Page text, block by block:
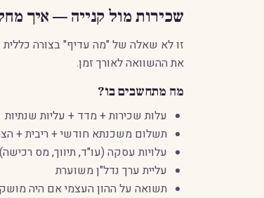
שכירות מול קנייה — איך
זו לא שאלה של "מה עדיף" בצורה
את ההשוואה לאורך זמן.
מה מתחשבים בו?
עלות שכירות + מדד + עליות שנתיות
תשלום משכנתא חודשי + ריבית +
עלויות עסקה (עו"ד, תיווך, מס רכישה)
עליית ערך נדל"ן משוערת
תשואה על ההון העצמי אם היה